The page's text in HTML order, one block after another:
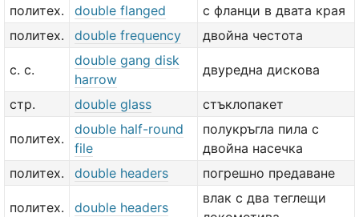
политех.
double flanged
с фланци в двата края
политех.
double frequency двойна честота
с. с.
double gang disk
harrow
двуредна дискова
стр. double glass стъклопакет
политех.
double half-round
file
полукръгла пила с
двойна насечка
политех.
double headers погрешно предаване
политех. double headers
влак с два теглещи